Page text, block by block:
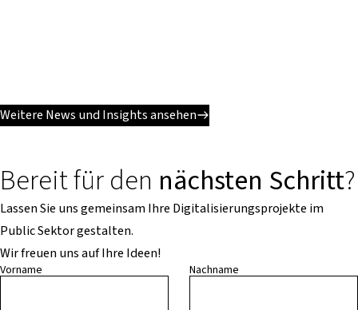
Weitere News und Insights ansehen
Bereit für den nächsten Schritt?
Lassen Sie uns gemeinsam Ihre Digitalisierungsprojekte im
Public Sektor gestalten.
Wir freuen uns auf Ihre Ideen!
Vorname Nachname